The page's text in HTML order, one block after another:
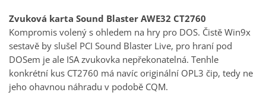
Zvuková karta Sound Blaster AWE32 CT2760
Kompromis volený s ohledem na hry pro DOS. Čistě Win9x
sestavě by slušel PCI Sound Blaster Live, pro hraní pod
DOSem je ale ISA zvukovka nepřekonatelná. Tenhle
konkrétní kus CT2760 má navíc originální OPL3 čip, tedy ne
jeho ohavnou náhradu v podobě CQM.